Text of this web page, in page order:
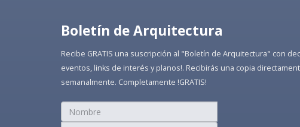
Boletín de Arquitectura
Recibe GRATIS una suscripción al "Boletín de Arquitectura" con
eventos, links de interés y planos!. Recibirás una copia
semanalmente. Completamente !GRATIS!